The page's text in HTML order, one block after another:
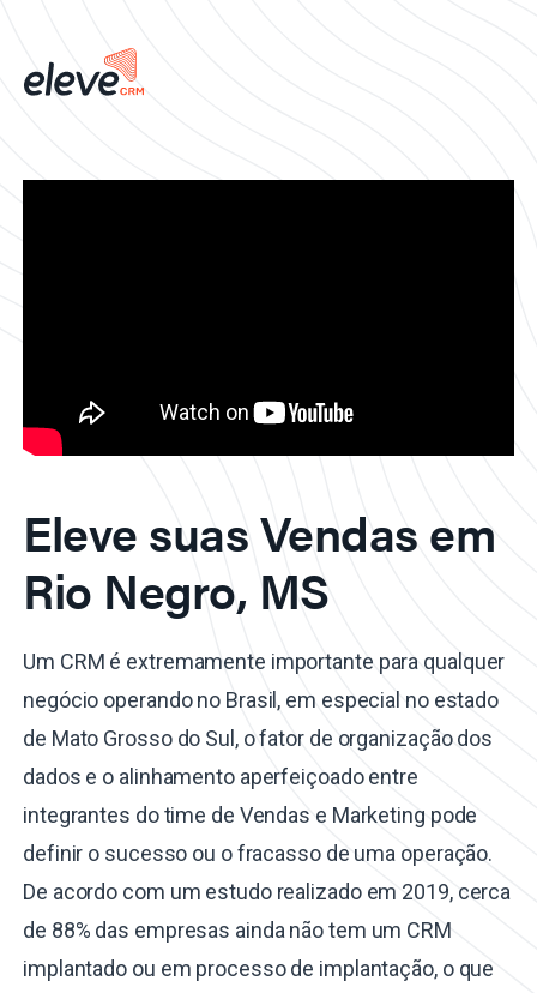
Eleve suas Vendas em
Rio Negro, MS
Um CRM é extremamente importante para qualquer
negócio operando no Brasil, em especial no estado
de Mato Grosso do Sul, o fator de organização dos
dados e o alinhamento aperfeiçoado entre
integrantes do time de Vendas e Marketing pode
definir o sucesso ou o fracasso de uma operação.
De acordo com um estudo realizado em 2019, cerca
de 88% das empresas ainda não tem um CRM
implantado ou em processo de implantação, o que